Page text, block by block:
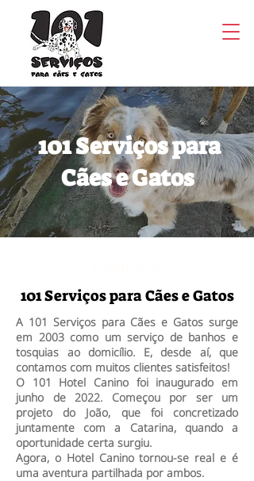
101 Serviços para
Cães e Gatos
101 Serviços para Cães e Gatos
A 101 Serviços para Cães e Gatos surge
em 2003 como um serviço de banhos e
tosquias ao domicílio. E, desde aí, que
contamos com muitos clientes satisfeitos!
O 101 Hotel Canino foi inaugurado em
junho de 2022. Começou por ser um
projeto do João, que foi concretizado
juntamente com a Catarina, quando a
oportunidade certa surgiu.
Agora, o Hotel Canino tornou-se real e é
uma aventura partilhada por ambos.